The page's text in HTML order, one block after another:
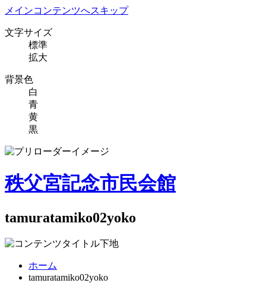
メインコンテンツへスキップ
文字サイズ
標準
拡大
背景色
白
青
黄
黒
秩父宮記念市民会館
tamuratamiko02yoko
ホーム
tamuratamiko02yoko